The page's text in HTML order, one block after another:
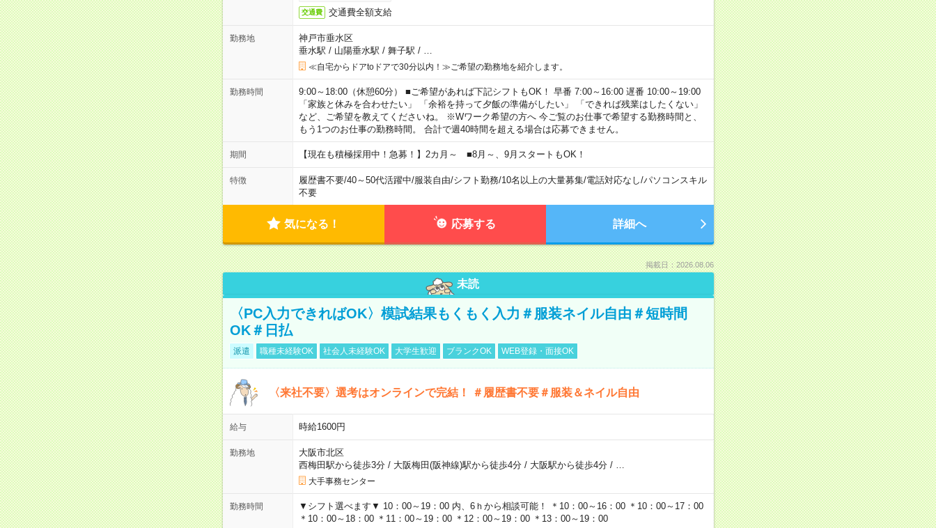
交通費 交通費全額支給
勤務地
神戸市垂水区
垂水駅 / 山陽垂水駅 / 舞子駅 /
≪自宅からドアtoドアで30分以内！≫ご希望の勤務地を紹介します。
勤務時間
9:00～18:00（休憩60分） ■ご希望があれば下記シフトもOK！ 早番 7:00～16:00 遅番 10:00～19:00
「家族と休みを合わせたい」 「余裕を持って夕飯の準備がしたい」 「できれば残業はしたくない」
など、ご希望を教えてくださいね。 ※Wワーク希望の方へ 今ご覧のお仕事で希望する勤務時間と、
もう1つのお仕事の勤務時間。 合計で週40時間を超える場合は応募できません。
期間 【現在も積極採用中！急募！】2カ月～ ■8月～、9月スタートもOK！
特徴 履歴書不要/40～50代活躍中/服装自由/シフト勤務/10名以上の大量募集/電話対応なし/パソコンスキル
不要
気になる！ 応募する 詳細へ
掲載日：2026.08.06
未読
〈PC入力できればOK〉模試結果もくもく入力＃服装ネイル自由＃短時間
OK＃日払
派遣 職種未経験OK 社会人未経験OK 大学生歓迎 ブランクOK WEB登録・面接OK
〈来社不要〉選考はオンラインで完結！ ＃履歴書不要＃服装＆ネイル自由
給与 時給1600円
勤務地
大阪市北区
西梅田駅から徒歩3分/ 大阪梅田(阪神線)駅から徒歩4分/ 大阪駅から徒歩4分/
大手事務センター
勤務時間
▼シフト選べます▼ 10：00～19：00 内、6ｈから相談可能！ ＊10：00～16：00 ＊10：00～17：00
＊10：00～18：00 ＊11：00～19：00 ＊12：00～19：00 ＊13：00～19：00